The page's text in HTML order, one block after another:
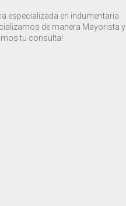
especializada en indumentaria
de manera Mayorista y
tu consulta!